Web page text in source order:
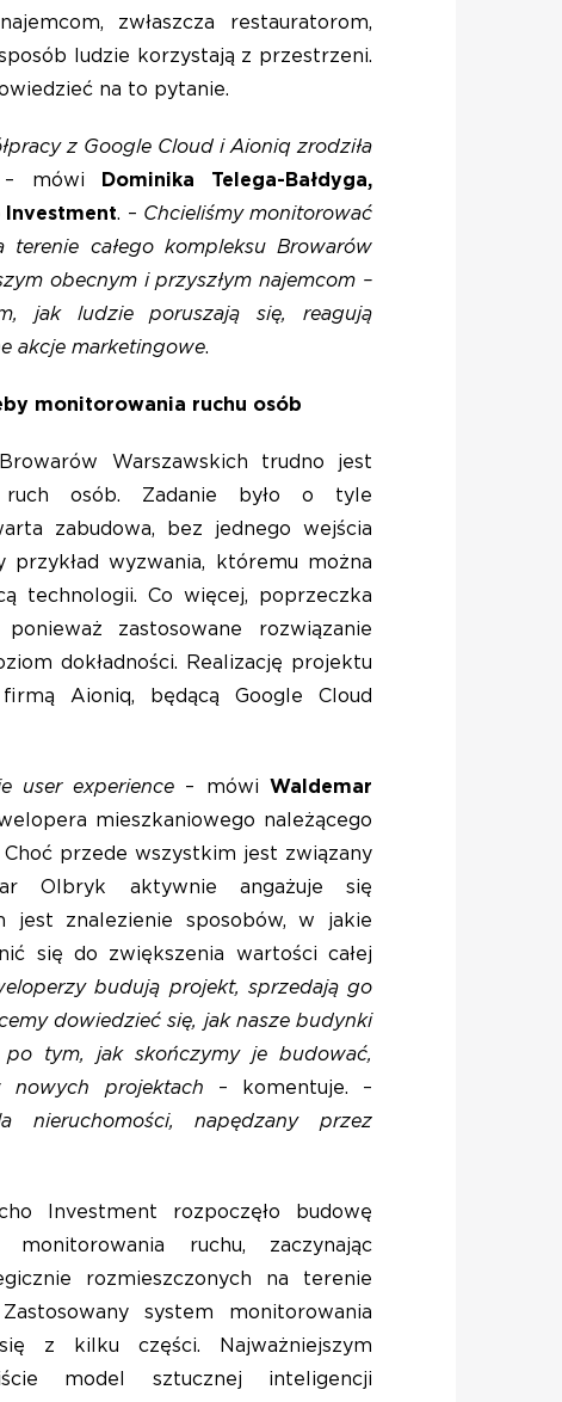
zwłaszcza restauratorom,
ludzie korzystają z przestrzeni.
na to pytanie.
z Google Cloud i Aioniq zrodziła
mówi
Dominika Telega-Bałdyga,
Investment. – Chcieliśmy monitorować
całego kompleksu Browarów
obecnym i przyszłym najemcom –
jak ludzie poruszają się, reagują
akcje marketingowe.
monitorowania ruchu osób
Warszawskich trudno jest
ruch osób. Zadanie było o tyle
zabudowa, bez jednego wejścia
wyzwania, któremu można
technologii. Co więcej, poprzeczka
zastosowane rozwiązanie
dokładności. Realizację projektu
Aioniq, będącą Google Cloud
user experience – mówi Waldemar
mieszkaniowego należącego
przede wszystkim jest związany
Olbryk aktywnie angażuje się
znalezienie sposobów, w jakie
się do zwiększenia wartości całej
budują projekt, sprzedają go
dowiedzieć się, jak nasze budynki
po tym, jak skończymy je budować,
projektach – komentuje. –
nieruchomości, napędzany przez
Investment rozpoczęło budowę
ruchu, zaczynając
rozmieszczonych na terenie
system monitorowania
z kilku części. Najważniejszym
model sztucznej inteligencji